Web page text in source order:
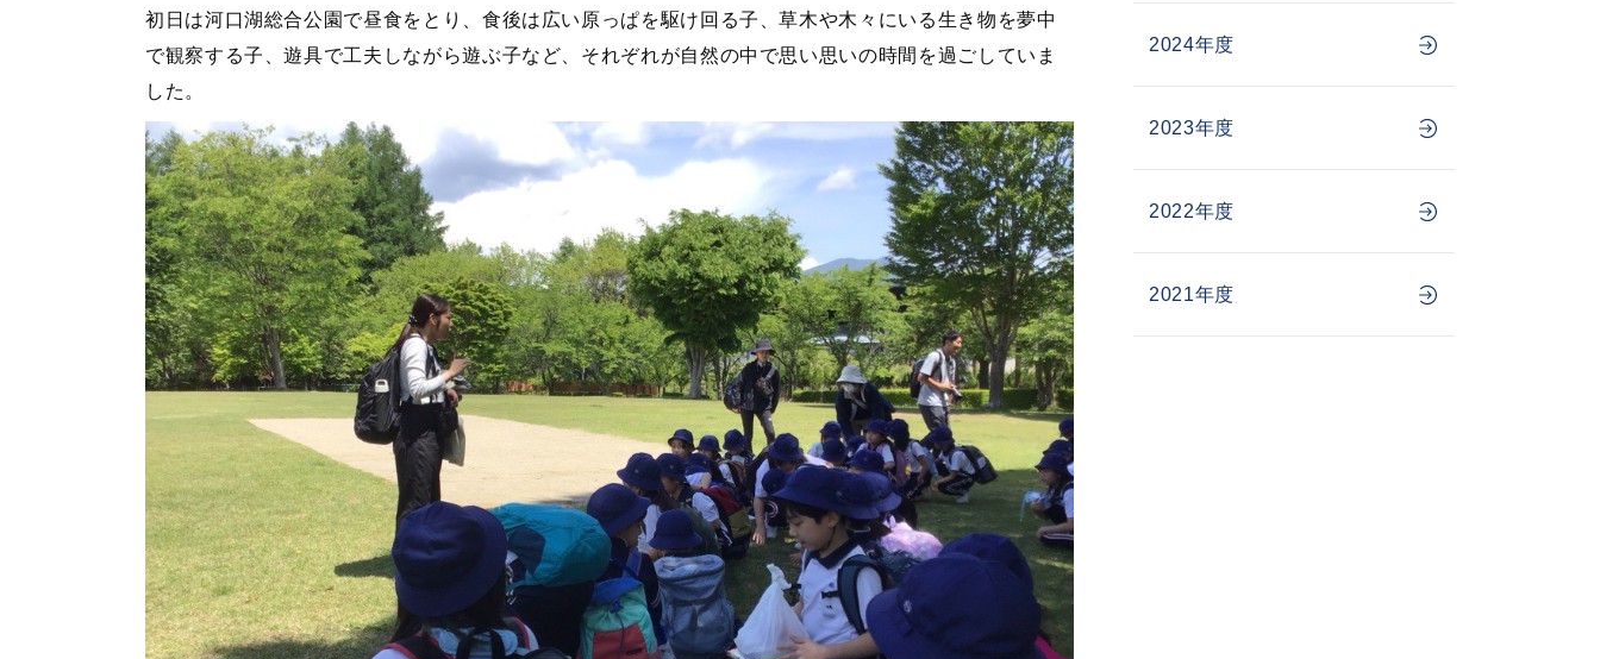
初日は河口湖総合公園で昼食をとり、食後は広い原っぱを駆け回る子、草木や木々にいる生き物を夢中
で観察する子、遊具で工夫しながら遊ぶ子など、それぞれが自然の中で思い思いの時間を過ごしていま
した。
2024年度
2023年度
2022年度
2021年度